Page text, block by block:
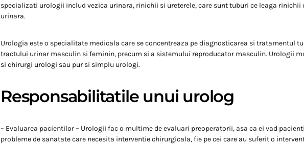
specializati urologii includ vezica urinara, rinichii si ureterele, care sunt tuburi ce leaga rinichii
urinara.
Urologia este o specialitate medicala care se concentreaza pe diagnosticarea si tratamentul
tractului urinar masculin si feminin, precum si a sistemului reproducator masculin. Urologii
si chirurgi urologi sau pur si simplu urologi.
Responsabilitatile unui urolog
– Evaluarea pacientilor – Urologii fac o multime de evaluari preoperatorii, asa ca ei vad
probleme de sanatate care necesita interventie chirurgicala, fie pe cei care au suferit o